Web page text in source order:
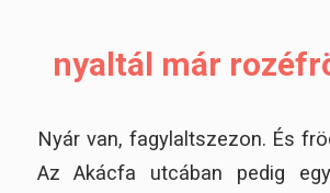
nyaltál már
Nyár van, fagylaltszezon. És
Az Akácfa utcában pedig